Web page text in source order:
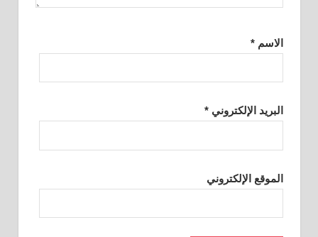
الاسم*
البريد الإلكتروني*
الموقع الإلكتروني